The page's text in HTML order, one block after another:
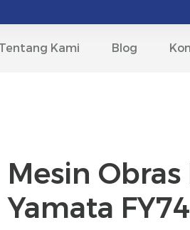
Tentang Kami Blog
Mesin
Yamata